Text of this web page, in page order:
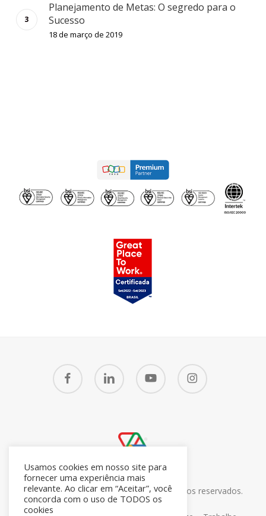
Planejamento de Metas: O segredo para o
Sucesso
18 de março de 2019
facebook linkedin youtube instagram
© 2026 CRM7 Zoho Brasil. Todos os direitos reservados.
26.371.672/0001-05
Usamos cookies em nosso site para
fornecer uma experiência mais
relevante. Ao clicar em “Aceitar”, você
concorda com o uso de TODOS os
cookies